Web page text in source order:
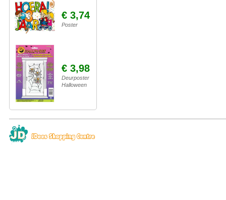
€ 3,74
Poster
€ 3,98
Deurposter
Halloween